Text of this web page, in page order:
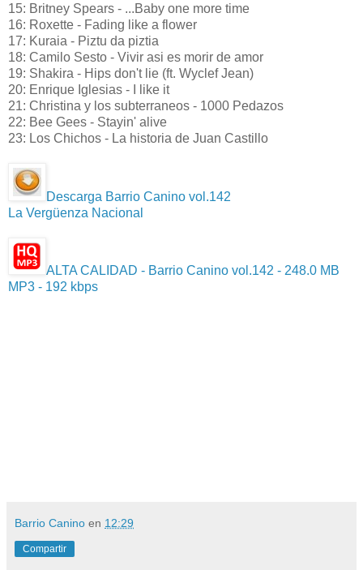
15: Britney Spears - ...Baby one more time
16: Roxette - Fading like a flower
17: Kuraia - Piztu da piztia
18: Camilo Sesto - Vivir asi es morir de amor
19: Shakira - Hips don't lie (ft. Wyclef Jean)
20: Enrique Iglesias - I like it
21: Christina y los subterraneos - 1000 Pedazos
22: Bee Gees - Stayin' alive
23: Los Chichos - La historia de Juan Castillo
Descarga Barrio Canino vol.142
La Vergüenza Nacional
ALTA CALIDAD - Barrio Canino vol.142 - 248.0 MB
MP3 - 192 kbps
Barrio Canino en 12:29
Compartir